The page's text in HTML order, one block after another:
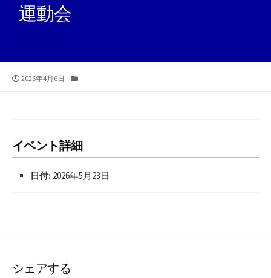
運動会
公
2026年4月6日
イベント詳細
日付: 2026年5月23日
シェアする